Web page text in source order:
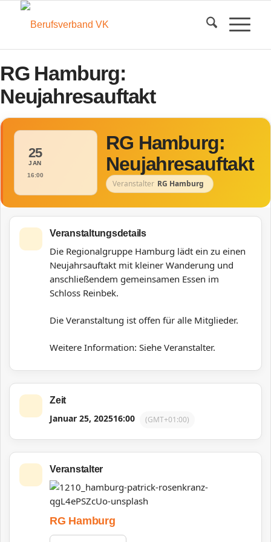
RG Hamburg:
Neujahresauftakt
25
JAN
16:00
RG Hamburg:
Neujahresauftakt
Veranstalter RG Hamburg
Veranstaltungsdetails
Die Regionalgruppe Hamburg lädt ein zu einen
Neujahrsauftakt mit kleiner Wanderung und
anschließendem gemeinsamen Essen im
Schloss Reinbek.
Die Veranstaltung ist offen für alle Mitglieder.
Weitere Information: Siehe Veranstalter.
Zeit
Januar 25, 202516:00 (GMT+01:00)
Veranstalter
RG Hamburg